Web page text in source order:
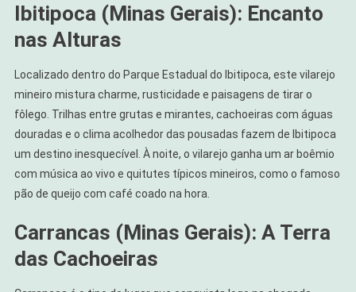
Ibitipoca (Minas Gerais): Encanto
nas Alturas
Localizado dentro do Parque Estadual do Ibitipoca, este vilarejo
mineiro mistura charme, rusticidade e paisagens de tirar o
fôlego. Trilhas entre grutas e mirantes, cachoeiras com águas
douradas e o clima acolhedor das pousadas fazem de Ibitipoca
um destino inesquecível. À noite, o vilarejo ganha um ar boêmio
com música ao vivo e quitutes típicos mineiros, como o famoso
pão de queijo com café coado na hora.
Carrancas (Minas Gerais): A Terra
das Cachoeiras